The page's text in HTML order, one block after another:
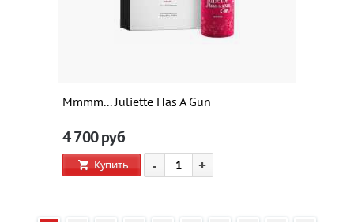
Mmmm... Juliette Has A Gun
4 700руб
Купить - +